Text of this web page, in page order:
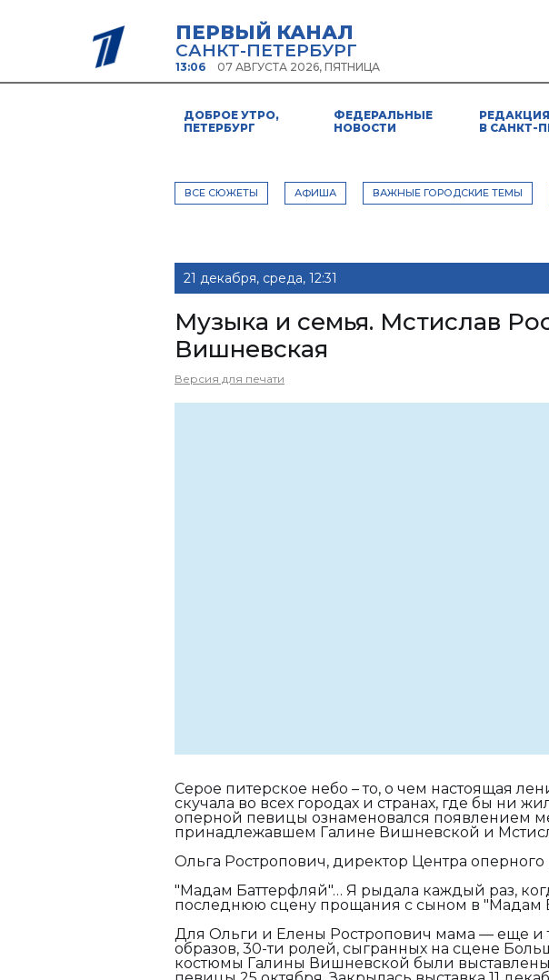
ПЕРВЫЙ КАНАЛ
САНКТ-ПЕТЕРБУРГ
13:06 07 АВГУСТА 2026, ПЯТНИЦА
ДОБРОЕ УТРО,
ПЕТЕРБУРГ
ФЕДЕРАЛЬНЫЕ
НОВОСТИ
РЕДАКЦИЯ
В САНКТ-
ВСЕ СЮЖЕТЫ АФИША ВАЖНЫЕ ГОРОДСКИЕ ТЕМЫ
21 декабря, среда, 12:31
Музыка и семья. Мстислав
Вишневская
Версия для печати
Серое питерское небо – то, о чем настоящая
скучала во всех городах и странах, где бы ни
оперной певицы ознаменовался появлением
принадлежавшем Галине Вишневской и
Ольга Ростропович, директор Центра
"Мадам Баттерфляй"… Я рыдала каждый раз,
последнюю сцену прощания с сыном в "Мадам
Для Ольги и Елены Ростропович мама — еще и
образов, 30-ти ролей, сыгранных на сцене
костюмы Галины Вишневской были